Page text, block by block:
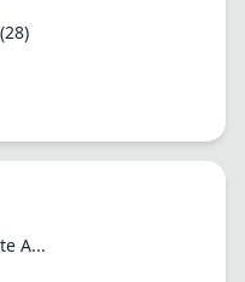
(28)
A...